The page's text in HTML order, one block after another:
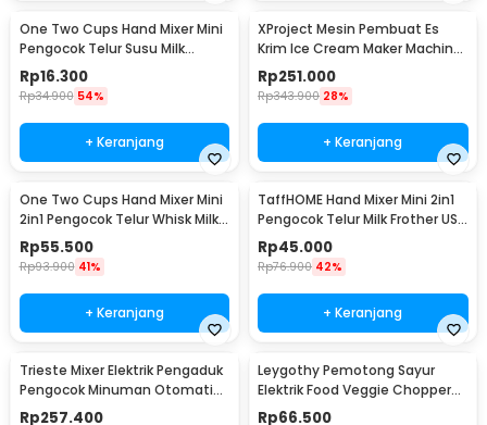
One Two Cups Hand Mixer Mini
Pengocok Telur Susu Milk
Frother Battery - HMP30
Rp16.300
Rp34.900 54%
+ Keranjang
XProject Mesin Pembuat Es
Krim Ice Cream Maker Machine
200W - JG-10
Rp251.000
Rp343.900 28%
+ Keranjang
One Two Cups Hand Mixer Mini
2in1 Pengocok Telur Whisk Milk
Frother - HMW15
Rp55.500
Rp93.900 41%
+ Keranjang
TaffHOME Hand Mixer Mini 2in1
Pengocok Telur Milk Frother USB
Charge - HMW1
Rp45.000
Rp76.900 42%
+ Keranjang
Trieste Mixer Elektrik Pengaduk
Pengocok Minuman Otomatis
100W 2300RPM - HSM-705
Rp257.400
Leygothy Pemotong Sayur
Elektrik Food Veggie Chopper
Portable 4in1 - LE40
Rp66.500